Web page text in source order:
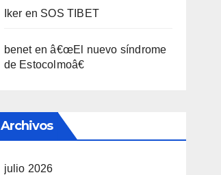
Iker en SOS TIBET
benetenâ€œEl nuevo sí­ndrome
de Estocolmoâ€
Archivos
julio 2026